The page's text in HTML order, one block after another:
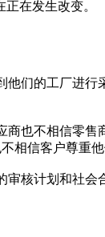
在发生改变。
们的工厂进
也不相信零
相信客户尊重
核计划和社